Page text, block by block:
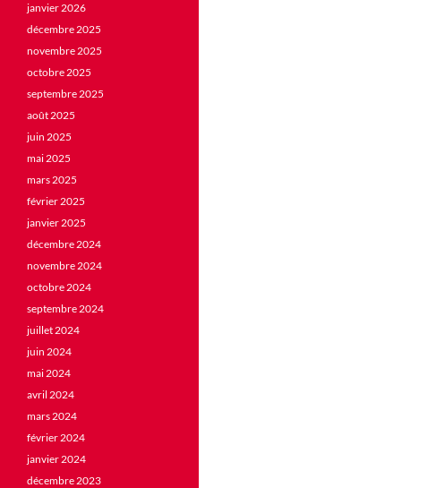
janvier 2026
décembre 2025
novembre 2025
octobre 2025
septembre 2025
août 2025
juin 2025
mai 2025
mars 2025
février 2025
janvier 2025
décembre 2024
novembre 2024
octobre 2024
septembre 2024
juillet 2024
juin 2024
mai 2024
avril 2024
mars 2024
février 2024
janvier 2024
décembre 2023